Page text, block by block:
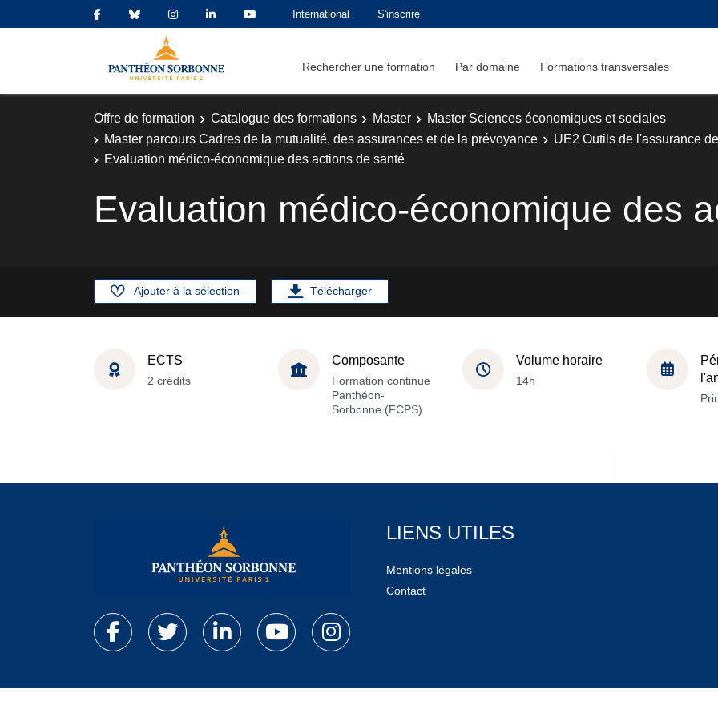
International S'inscrire
Rechercher une formation Par domaine Formations transversales
Offre de formation Catalogue des formations Master
Master Sciences économiques et sociales
Master parcours Cadres de la mutualité, des assurances et de la prévoyance
UE2 Outils de l'assurance
Evaluation médico-économique des actions de santé
Evaluation médico-économique des
Ajouter à la sélection Télécharger
ECTS
2 crédits
Composante
Formation continue
Panthéon-
Sorbonne (FCPS)
Volume horaire
14h
LIENS UTILES
Mentions légales
Contact